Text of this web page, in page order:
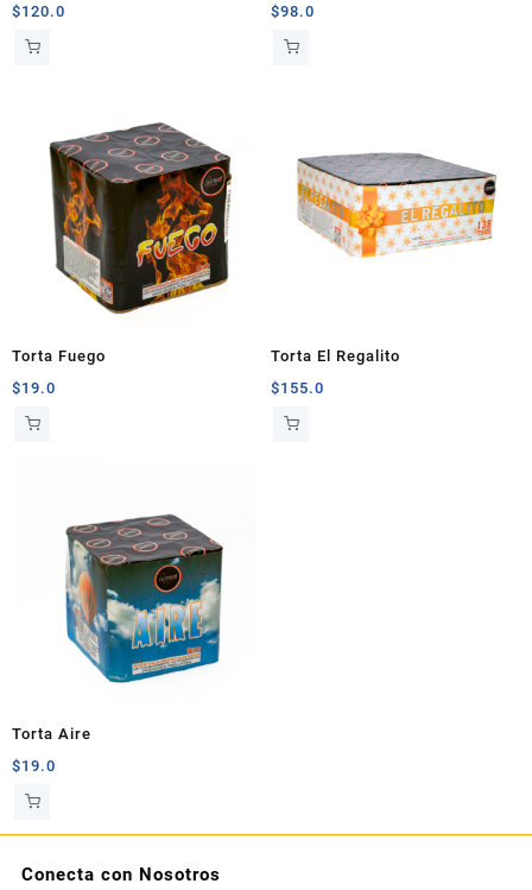
$120.0
$98.0
Torta Fuego
$19.0
Torta El Regalito
$155.0
Torta Aire
$19.0
Conecta con Nosotros